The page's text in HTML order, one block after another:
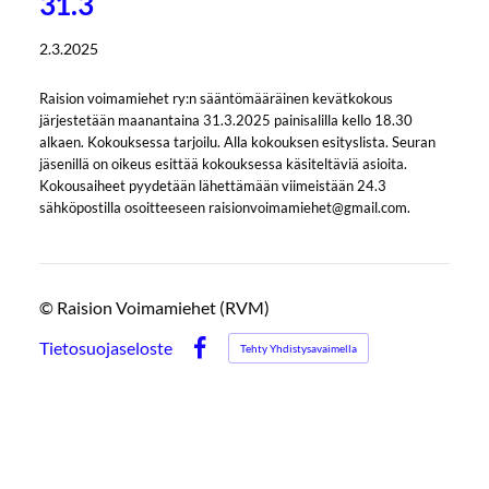
2.3.2025
Raision voimamiehet ry:n sääntömääräinen kevätkokous
järjestetään maanantaina 31.3.2025 painisalilla kello 18.30
alkaen. Kokouksessa tarjoilu. Alla kokouksen esityslista. Seuran
jäsenillä on oikeus esittää kokouksessa käsiteltäviä asioita.
Kokousaiheet pyydetään lähettämään viimeistään 24.3
sähköpostilla osoitteeseen raisionvoimamiehet@gmail.com.
© Raision Voimamiehet (RVM)
Tietosuojaseloste
Facebook
Tehty Yhdistysavaimella